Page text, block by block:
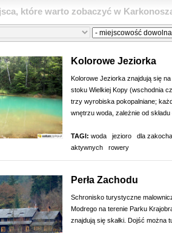
które warto zobaczyć w
Kolorowe Jeziorka
Kolorowe Jeziorka znajdują się
stoku Wielkiej Kopy (wschodnia
trzy wyrobiska pokopalniane;
wnętrzu woda, zależnie od składu
TAGI: woda jezioro dla
aktywnych
rowery
Perła Zachodu
Schronisko turystyczne
Modrego na terenie Parku
znajdują się skałki. Dojść można